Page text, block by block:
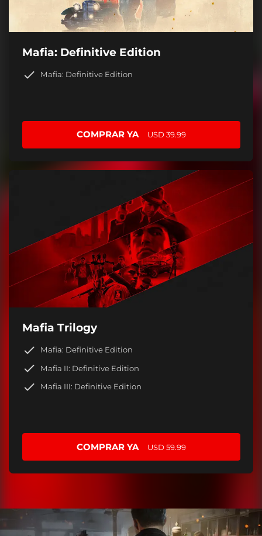
Mafia: Definitive Edition
Mafia: Definitive Edition
COMPRAR YA USD 39.99
Mafia Trilogy
Mafia: Definitive Edition
Mafia II: Definitive Edition
Mafia III: Definitive Edition
COMPRAR YA USD 59.99